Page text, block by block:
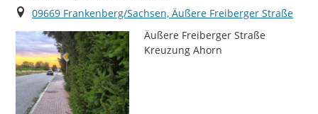
Ort
09669 Frankenberg/Sachsen, Äußere Freiberger Straße
Äußere Freiberger Straße
Kreuzung Ahorn